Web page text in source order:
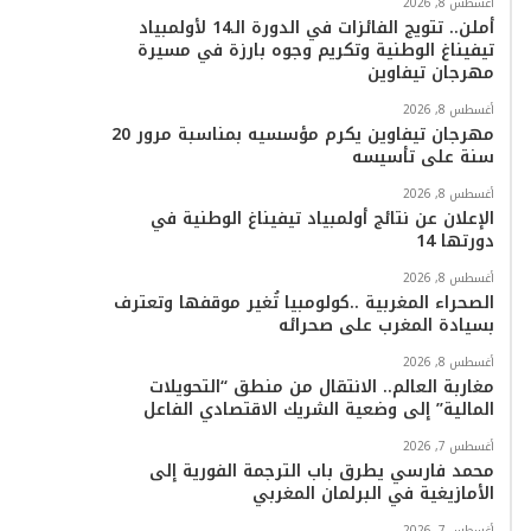
ا
أملن.. تتويج الفائزات في الدورة الـ14 لأولمبياد
تيفيناغ الوطنية وتكريم وجوه بارزة في مسيرة
مهرجان تيفاوين
أغسطس 8, 2026
مهرجان تيفاوين يكرم مؤسسيه بمناسبة مرور 20
سنة على تأسيسه
أغسطس 8, 2026
الإعلان عن نتائج أولمبياد تيفيناغ الوطنية في
دورتها 14
أغسطس 8, 2026
الصحراء المغربية ..كولومبيا تُغير موقفها وتعترف
بسيادة المغرب على صحرائه
أغسطس 8, 2026
مغاربة العالم.. الانتقال من منطق “التحويلات
المالية” إلى وضعية الشريك الاقتصادي الفاعل
أغسطس 7, 2026
محمد فارسي يطرق باب الترجمة الفورية إلى
الأمازيغية في البرلمان المغربي